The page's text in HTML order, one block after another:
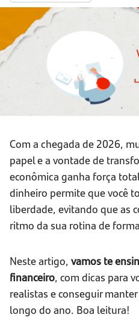
Com a chegada de 2026,
papel e a vontade de
econômica ganha força
dinheiro permite que você
liberdade, evitando que as
ritmo da sua rotina de
Neste artigo, vamos te
financeiro, com dicas para
realistas e conseguir
longo do ano. Boa leitura!